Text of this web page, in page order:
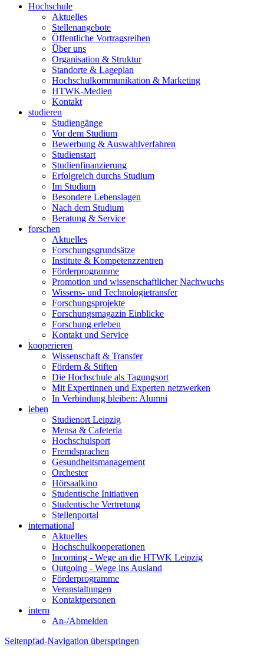
Hochschule
Aktuelles
Stellenangebote
Öffentliche Vortragsreihen
Über uns
Organisation & Struktur
Standorte & Lageplan
Hochschulkommunikation & Marketing
HTWK-Medien
Kontakt
studieren
Studiengänge
Vor dem Studium
Bewerbung & Auswahlverfahren
Studienstart
Studienfinanzierung
Erfolgreich durchs Studium
Im Studium
Besondere Lebenslagen
Nach dem Studium
Beratung & Service
forschen
Aktuelles
Forschungsgrundsätze
Institute & Kompetenzzentren
Förderprogramme
Promotion und wissenschaftlicher Nachwuchs
Wissens- und Technologietransfer
Forschungsprojekte
Forschungsmagazin Einblicke
Forschung erleben
Kontakt und Service
kooperieren
Wissenschaft & Transfer
Fördern & Stiften
Die Hochschule als Tagungsort
Mit Expertinnen und Experten netzwerken
In Verbindung bleiben: Alumni
leben
Studienort Leipzig
Mensa & Cafeteria
Hochschulsport
Fremdsprachen
Gesundheitsmanagement
Orchester
Hörsaalkino
Studentische Initiativen
Studentische Vertretung
Stellenportal
international
Aktuelles
Hochschulkooperationen
Incoming - Wege an die HTWK Leipzig
Outgoing - Wege ins Ausland
Förderprogramme
Veranstaltungen
Kontaktpersonen
intern
An-/Abmelden
Seitenpfad-Navigation überspringen